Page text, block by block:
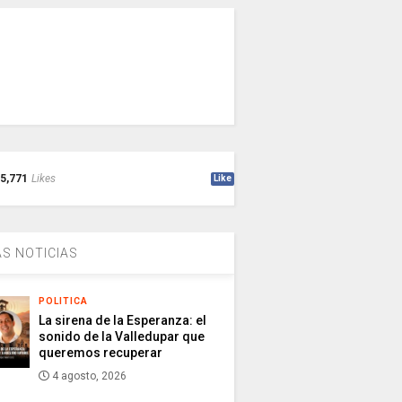
5,771 Likes Like
NOTICIAS
POLITICA
La sirena de la Esperanza: el
sonido de la Valledupar que
queremos recuperar
4 agosto, 2026